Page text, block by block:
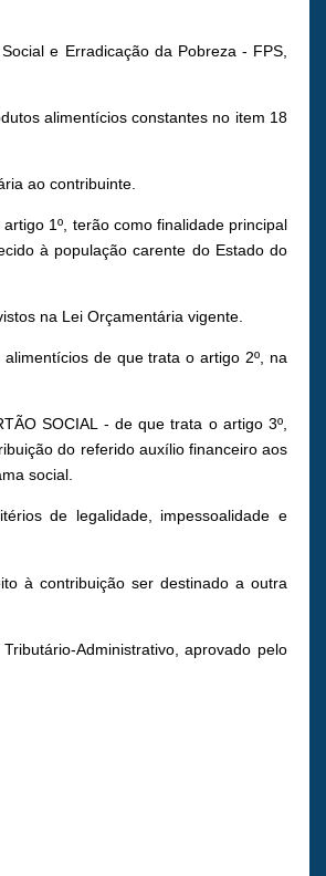
e Erradicação da Pobreza - FPS,
alimentícios constantes no item 18
ao contribuinte.
1º, terão como finalidade principal
à população carente do Estado do
na Lei Orçamentária vigente.
de que trata o artigo 2º, na
SOCIAL - de que trata o artigo 3º,
do referido auxílio financeiro aos
social.
de legalidade, impessoalidade e
à contribuição ser destinado a outra
Administrativo, aprovado pelo